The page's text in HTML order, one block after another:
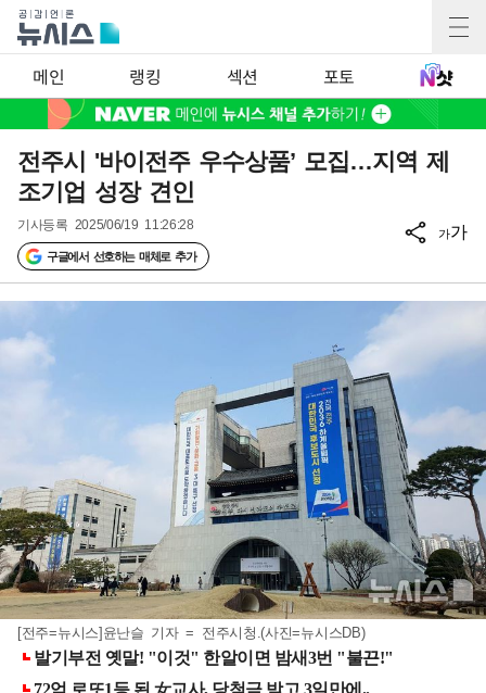
메인 랭킹 섹션 포토
전주시 '바이전주 우수상품’ 모집…지역 제
조기업 성장 견인
기사등록 2025/06/19 11:26:28
구글에서 선호하는 매체로 추가
가가
[전주=뉴시스]윤난슬 기자 = 전주시청.(사진=뉴시스DB)